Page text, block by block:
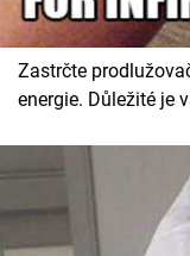
Zastrčte
energie. Důležité je